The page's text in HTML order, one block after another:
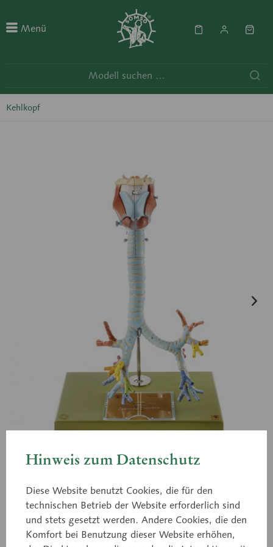
Menü
Kehlkopf
Kehlkopf mit Luftröhre
Hinweis zum Datenschutz
Diese Website benutzt Cookies, die für den
technischen Betrieb der Website erforderlich sind
und stets gesetzt werden. Andere Cookies, die den
Komfort bei Benutzung dieser Website erhöhen,